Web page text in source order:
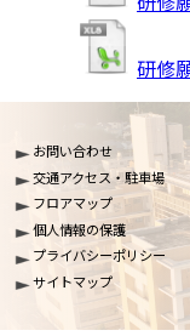
研修
お問い合わせ
交通アクセス・駐車場
フロアマップ
個人情報の保護
プライバシーポリシー
サイトマップ